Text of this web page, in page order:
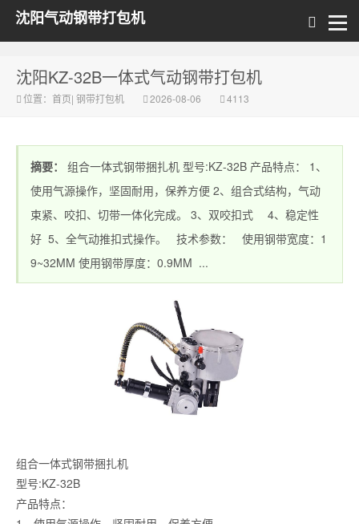
沈阳气动钢带打包机
沈阳KZ-32B一体式气动钢带打包机
位置： 首页| 钢带打包机 2026-08-06 4113
摘要：
组合一体式钢带捆扎机 型号:KZ-32B 产品特点： 1、
使用气源操作，坚固耐用，保养方便 2、组合式结构，气动
束紧、咬扣、切带一体化完成。 3、双咬扣式 4、稳定性
好 5、全气动推扣式操作。 技术参数： 使用钢带宽度：1
9~32MM 使用钢带厚度：0.9MM ...
组合一体式钢带捆扎机
型号:KZ-32B
产品特点：